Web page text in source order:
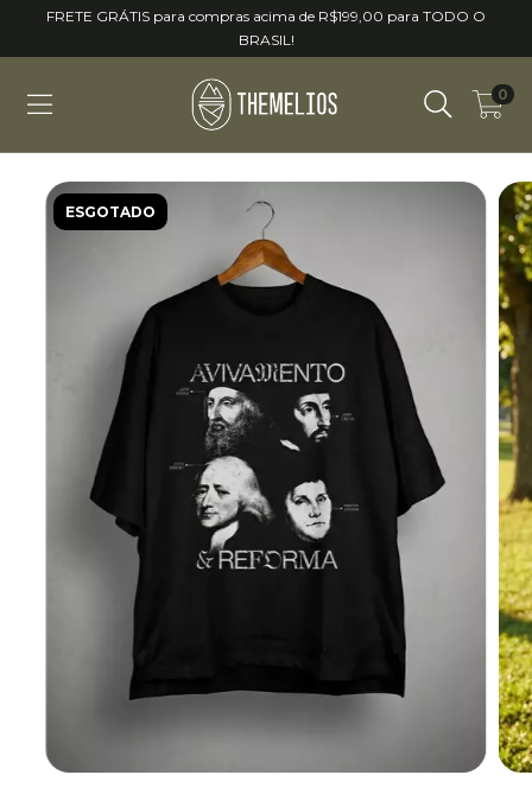
FRETE GRÁTIS para compras acima de R$199,00 para TODO O
BRASIL!
0
ESGOTADO